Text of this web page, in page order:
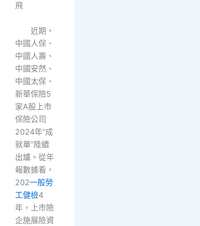
飛
近期，
中國人保、
中國人壽、
中國安然、
中國太保、
新華保險5
家A股上市
保險公司
2024年“成
就單”陸續
出爐。從年
報數據看，
202一般勞
工健檢4
年，上市險
企施展險資